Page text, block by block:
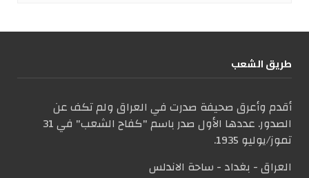
طریق الشعب
أقدم وأعرق صحيفة صدرت في العراق ولم تكف عن
الصدور. عددها الأول صدر باسم "كفاح الشعب" في 31
تموز/يوليو 1935.
العراق - بغداد - ساحة الاندلس